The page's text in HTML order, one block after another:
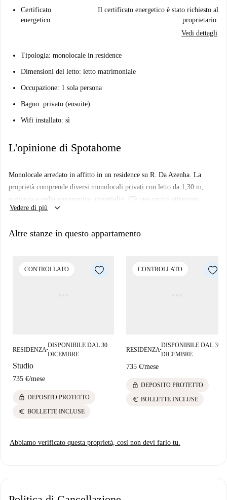
Certificato
energetico
Il certificato energetico è stato richiesto al
proprietario.
Vedi dettagli
Tipologia: monolocale in residence
Dimensioni del letto: letto matrimoniale
Occupazione: 1 sola persona
Bagno: privato (ensuite)
Wifi installato: sì
L'opinione di Spotahome
Monolocale arredato in affitto in un residence su R. Da Azenha. La
proprietà comprende diversi monolocali privati con letto da 1,30 m,
scrivania e sedia ergonomica, ripostiglio. C'è una cucina attrezzata
integrata nello studio (dotata di forno a microonde, piano cottura e cappa
La struttura dispone anche di una lavanderia, una terrazza panoramica,
Importante:
Vedere di più keyboard_arrow_down
Altre stanze in questo appartamento
CONTROLLATO
RESIDENZA ■
DISPONIBILE DAL 30
DICEMBRE
Studio
735 €/mese
lock DEPOSITO PROTETTO
euro BOLLETTE INCLUSE
CONTROLLATO
RESIDENZA ■
DISPONIBILE DAL 30
DICEMBRE
735 €/mese
lock DEPOSITO PROTETTO
euro BOLLETTE INCLUSE
Abbiamo verificato questa proprietà, così non devi farlo tu.